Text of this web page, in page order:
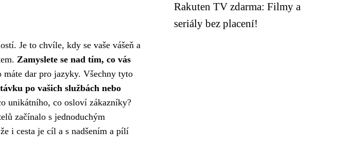
Je to chvíle, kdy se vaše vášeň a
Zamyslete se nad tím, co vás
dar pro jazyky. Všechny tyto
po vašich službách nebo
unikátního, co osloví zákazníky?
začínalo s jednoduchým
i cesta je cíl a s nadšením a pílí
Rakuten TV zdarma: Filmy a
seriály bez placení!